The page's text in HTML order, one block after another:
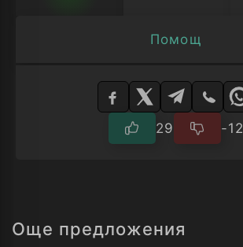
Помощ
Изберете
29 -12
Още предложения